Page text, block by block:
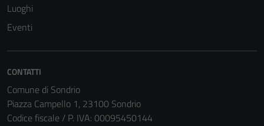
Luoghi
Eventi
CONTATTI
Comune di Sondrio
Piazza Campello 1, 23100 Sondrio
Codice fiscale / P. IVA: 00095450144
del sito e non
non raccolgono